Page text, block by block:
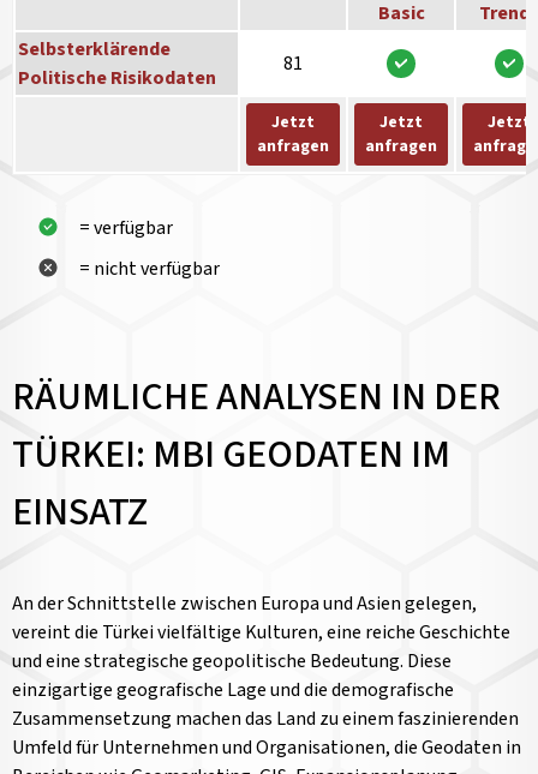
Basic
Trends
Selbsterklärende
Politische Risikodaten
81
Jetzt
anfragen
Jetzt
anfragen
Jetzt
= verfügbar
= nicht verfügbar
RÄUMLICHE ANALYSEN IN DER
TÜRKEI: MBI GEODATEN IM
EINSATZ
An der Schnittstelle zwischen Europa und Asien gelegen,
vereint die Türkei vielfältige Kulturen, eine reiche Geschichte
und eine strategische geopolitische Bedeutung. Diese
einzigartige geografische Lage und die demografische
Zusammensetzung machen das Land zu einem faszinierenden
Umfeld für Unternehmen und Organisationen, die Geodaten in